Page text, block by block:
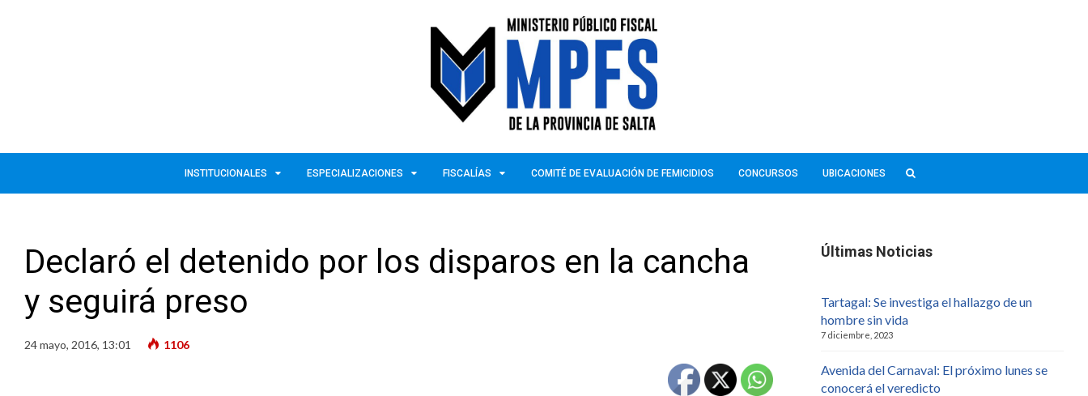
INSTITUCIONALES ESPECIALIZACIONES FISCALÍAS COMITÉ DE EVALUACIÓN DE FEMICIDIOS CONCURSOS UBICACIONES
Declaró el detenido por los disparos en la cancha
y seguirá preso
24 mayo, 2016, 13:01 1106
Últimas Noticias
Tartagal: Se investiga el hallazgo de un
hombre sin vida
7 diciembre, 2023
Avenida del Carnaval: El próximo lunes se
conocerá el veredicto